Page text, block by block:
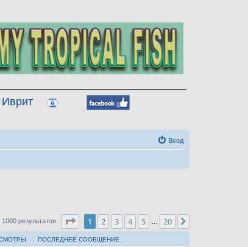
Иврит
Вход
результатов Страница 1 из20
1 2 3 4 5 20
ПОСЛЕДНЕЕ СООБЩЕНИЕ